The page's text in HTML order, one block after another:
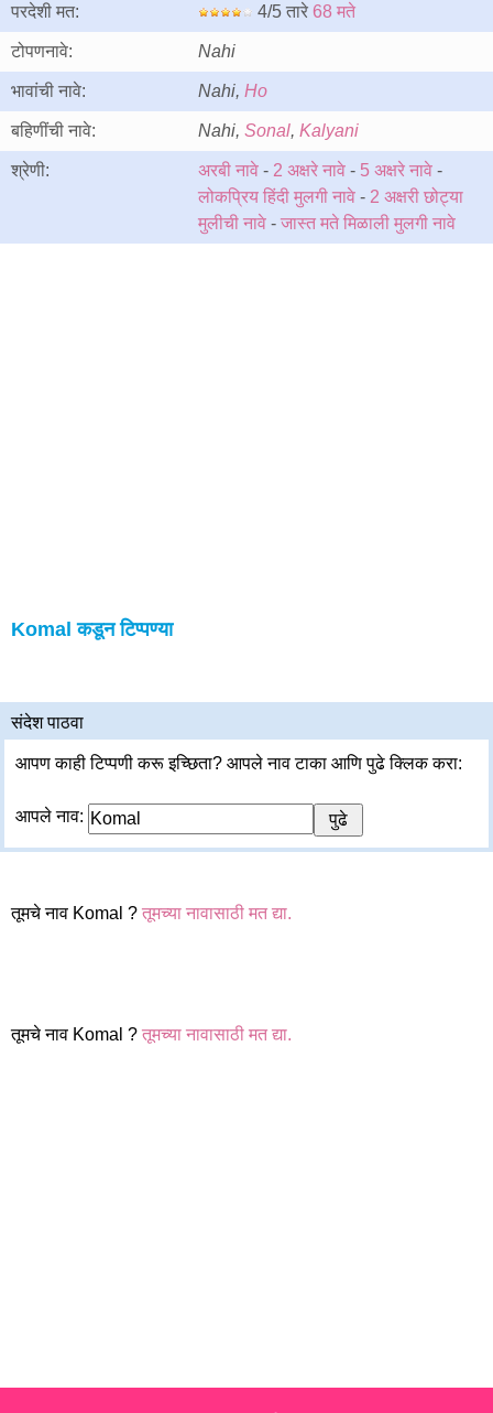
परदेशी मत: 4/5 तारे 68 मते
टोपणनावे: Nahi
भावांची नावे: Nahi, Ho
बहिणींची नावे: Nahi, Sonal, Kalyani
श्रेणी: अरबी नावे - 2 अक्षरे नावे - 5 अक्षरे नावे -
लोकप्रिय हिंदी मुलगी नावे - 2 अक्षरी छोट्या
मुलीची नावे - जास्त मते मिळाली मुलगी नावे
Komal कडून टिप्पण्या
संदेश पाठवा
आपण काही टिप्पणी करू इच्छिता? आपले नाव टाका आणि पुढे क्लिक करा:
आपले नाव:
तूमचे नाव Komal ? तूमच्या नावासाठी मत द्या.
तूमचे नाव Komal ? तूमच्या नावासाठी मत द्या.